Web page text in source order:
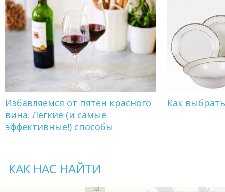
Избавляемся от пятен красного
вина. Легкие (и самые
эффективные!) способы
Как
КАК НАС НАЙТИ